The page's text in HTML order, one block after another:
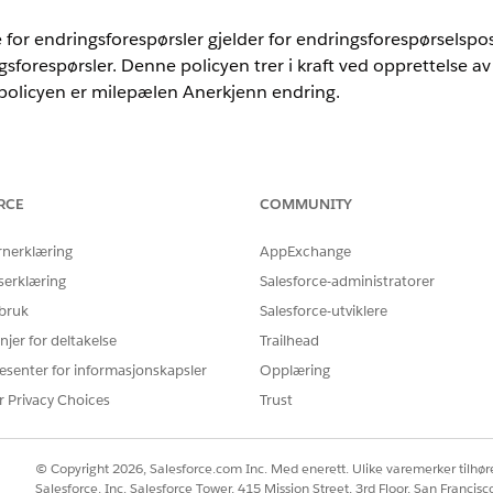
endringsforespørsler gjelder for
Denne policyen trer i kraft ved opprettelse
er milepælen Anerkjenn endring.
SLA-UTLØSERTID
endring
for deltakelse
for informasjonskapsler
Privacy Choices
COMMUNITY
AppExchange
Salesforce-administratorer
Salesforce-utviklere
Trailhead
Opplæring
Trust
© Copyright 2026, Salesforce.com Inc. Med enerett. Ulike varemerker
Salesforce, Inc. Salesforce Tower, 415 Mission Street, 3rd Floor, San